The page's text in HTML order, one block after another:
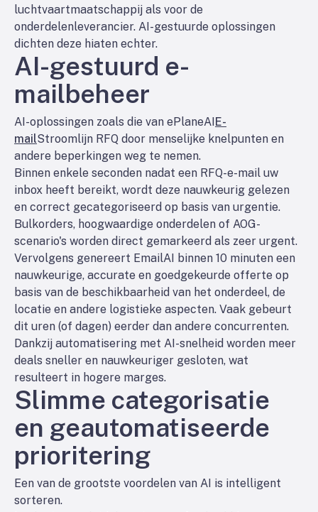
luchtvaartmaatschappij als voor de
onderdelenleverancier. AI-gestuurde oplossingen
dichten deze hiaten echter.
AI-gestuurd e-
mailbeheer
AI-oplossingen zoals die van ePlaneAIE-
mailStroomlijn RFQ door menselijke knelpunten en
andere beperkingen weg te nemen.
Binnen enkele seconden nadat een RFQ-e-mail uw
inbox heeft bereikt, wordt deze nauwkeurig gelezen
en correct gecategoriseerd op basis van urgentie.
Bulkorders, hoogwaardige onderdelen of AOG-
scenario's worden direct gemarkeerd als zeer urgent.
Vervolgens genereert EmailAI binnen 10 minuten een
nauwkeurige, accurate en goedgekeurde offerte op
basis van de beschikbaarheid van het onderdeel, de
locatie en andere logistieke aspecten. Vaak gebeurt
dit uren (of dagen) eerder dan andere concurrenten.
Dankzij automatisering met AI-snelheid worden meer
deals sneller en nauwkeuriger gesloten, wat
resulteert in hogere marges.
Slimme categorisatie
en geautomatiseerde
prioritering
Een van de grootste voordelen van AI is intelligent
sorteren.